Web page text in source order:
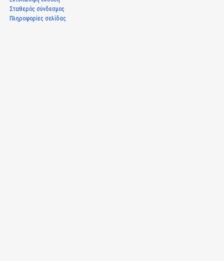
Σταθερός σύνδεσμος
Πληροφορίες σελίδας